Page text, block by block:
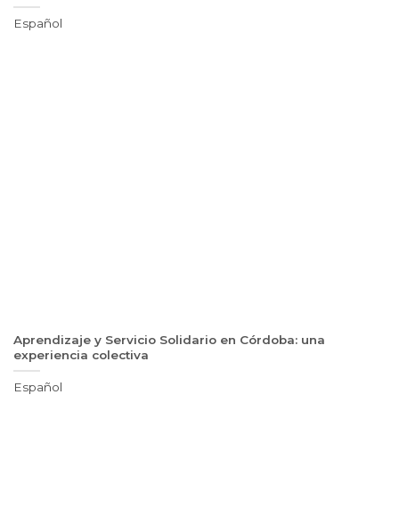
Español
Aprendizaje y Servicio Solidario en Córdoba: una
experiencia colectiva
Español